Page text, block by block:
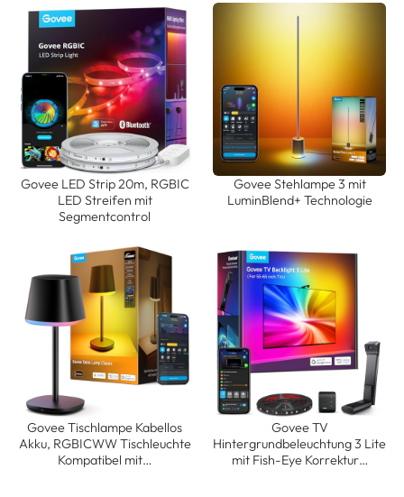
Govee LED Strip 20m, RGBIC
LED Streifen mit
Segmentcontrol
Govee Stehlampe 3 mit
LuminBlend+ Technologie
Govee Tischlampe Kabellos
Akku, RGBICWW Tischleuchte
Kompatibel mit…
Govee TV
Hintergrundbeleuchtung 3 Lite
mit Fish-Eye Korrektur…